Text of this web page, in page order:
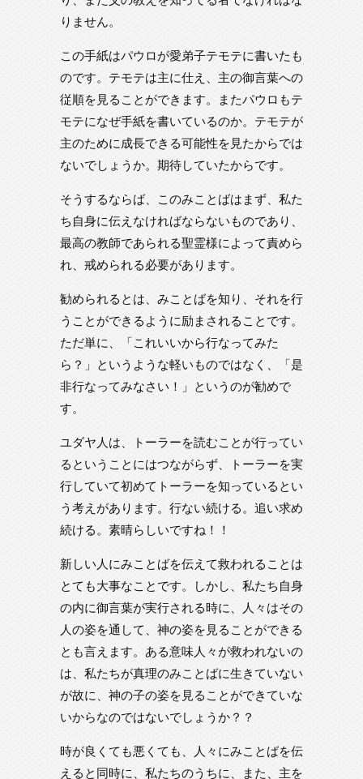
りません。
この手紙はパウロが愛弟子テモテに書いたも
のです。テモテは主に仕え、主の御言葉への
従順を見ることができます。またパウロもテ
モテになぜ手紙を書いているのか。テモテが
主のために成長できる可能性を見たからでは
ないでしょうか。期待していたからです。
そうするならば、このみことばはまず、私た
ち自身に伝えなければならないものであり、
最高の教師であられる聖霊様によって責めら
れ、戒められる必要があります。
勧められるとは、みことばを知り、それを行
うことができるように励まされることです。
ただ単に、「これいいから行なってみた
ら？」というような軽いものではなく、「是
非行なってみなさい！」というのが勧めで
す。
ユダヤ人は、トーラーを読むことが行ってい
るということにはつながらず、トーラーを実
行していて初めてトーラーを知っているとい
う考えがあります。行ない続ける。追い求め
続ける。素晴らしいですね！！
新しい人にみことばを伝えて救われることは
とても大事なことです。しかし、私たち自身
の内に御言葉が実行される時に、人々はその
人の姿を通して、神の姿を見ることができる
とも言えます。ある意味人々が救われないの
は、私たちが真理のみことばに生きていない
が故に、神の子の姿を見ることができていな
いからなのではないでしょうか？？
時が良くても悪くても、人々にみことばを伝
えると同時に、私たちのうちに、また、主を